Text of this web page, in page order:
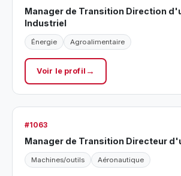
Manager de Transition Direction
Industriel
Énergie Agroalimentaire
Voir le profil
#1063
Manager de Transition Directeur
Machines/outils Aéronautique